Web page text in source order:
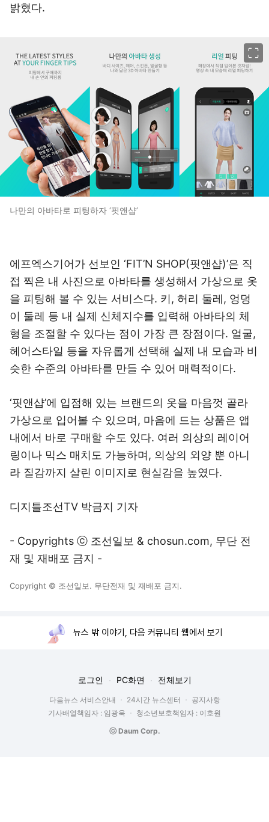
밝혔다.
나만의 아바타로 피팅하자 ‘핏앤샵’
에프엑스기어가 선보인 ‘FIT’N SHOP(핏앤샵)’은 직
접 찍은 내 사진으로 아바타를 생성해서 가상으로 옷
을 피팅해 볼 수 있는 서비스다. 키, 허리 둘레, 엉덩
이 둘레 등 내 실제 신체지수를 입력해 아바타의 체
형을 조절할 수 있다는 점이 가장 큰 장점이다. 얼굴,
헤어스타일 등을 자유롭게 선택해 실제 내 모습과 비
슷한 수준의 아바타를 만들 수 있어 매력적이다.
‘핏앤샵’에 입점해 있는 브랜드의 옷을 마음껏 골라
가상으로 입어볼 수 있으며, 마음에 드는 상품은 앱
내에서 바로 구매할 수도 있다. 여러 의상의 레이어
링이나 믹스 매치도 가능하며, 의상의 외양 뿐 아니
라 질감까지 살린 이미지로 현실감을 높였다.
디지틀조선TV 박금지 기자
- Copyrights ⓒ 조선일보 & chosun.com, 무단 전
재 및 재배포 금지 -
Copyright © 조선일보. 무단전재 및 재배포 금지.
뉴스 밖 이야기, 다음 커뮤니티 웹에서 보기
로그인 PC화면 전체보기
다음뉴스 서비스안내 24시간 뉴스센터
공지사항
기사배열책임자 : 임광욱
청소년보호책임자 : 이호원
ⓒ Daum Corp.